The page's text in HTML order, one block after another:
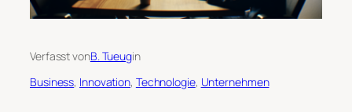
Verfasst vonB. Tueugin
Business, Innovation, Technologie, Unternehmen